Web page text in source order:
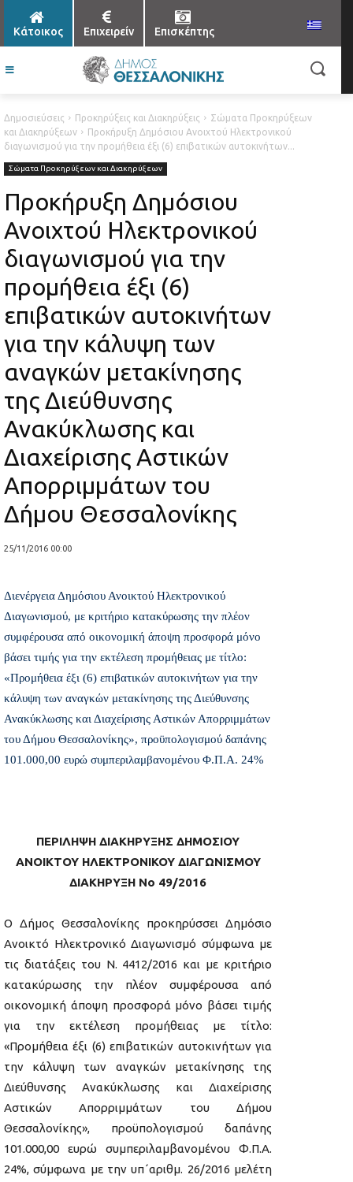
Κάτοικος Επιχειρείν Επισκέπτης
Δημοσιεύσεις Προκηρύξεις και Διακηρύξεις
Σώματα Προκηρύξεων
και Διακηρύξεων
Προκήρυξη Δημόσιου Ανοιχτού Ηλεκτρονικού
διαγωνισμού για την προμήθεια έξι (6) επιβατικών αυτοκινήτων...
Σώματα Προκηρύξεων και Διακηρύξεων
Προκήρυξη Δημόσιου
Ανοιχτού Ηλεκτρονικού
διαγωνισμού για την
προμήθεια έξι (6)
επιβατικών αυτοκινήτων
για την κάλυψη των
αναγκών μετακίνησης
της Διεύθυνσης
Ανακύκλωσης και
Διαχείρισης Αστικών
Απορριμμάτων του
Δήμου Θεσσαλονίκης
25/11/2016 00:00
Διενέργεια Δημόσιου Ανοικτού Ηλεκτρονικού
Διαγωνισμού, με κριτήριο κατακύρωσης την πλέον
συμφέρουσα από οικονομική άποψη προσφορά μόνο
βάσει τιμής για την εκτέλεση προμήθειας με τίτλο:
«Προμήθεια έξι (6) επιβατικών αυτοκινήτων για την
κάλυψη των αναγκών μετακίνησης της Διεύθυνσης
Ανακύκλωσης και Διαχείρισης Αστικών Απορριμμάτων
του Δήμου Θεσσαλονίκης», προϋπολογισμού δαπάνης
101.000,00 ευρώ συμπεριλαμβανομένου Φ.Π.Α. 24%
ΠΕΡΙΛΗΨΗ ΔΙΑΚΗΡΥΞΗΣ ΔΗΜΟΣΙΟΥ
ΑΝΟΙΚΤΟΥ ΗΛΕΚΤΡΟΝΙΚΟΥ ΔΙΑΓΩΝΙΣΜΟΥ
ΔΙΑΚΗΡΥΞΗ Νο 49/2016
Ο Δήμος Θεσσαλονίκης προκηρύσσει Δημόσιο
Ανοικτό Ηλεκτρονικό Διαγωνισμό σύμφωνα με
τις διατάξεις του Ν. 4412/2016 και με κριτήριο
κατακύρωσης την πλέον συμφέρουσα από
οικονομική άποψη προσφορά μόνο βάσει τιμής
για την εκτέλεση προμήθειας με τίτλο:
«Προμήθεια έξι (6) επιβατικών αυτοκινήτων για
την κάλυψη των αναγκών μετακίνησης της
Διεύθυνσης Ανακύκλωσης και Διαχείρισης
Αστικών Απορριμμάτων του Δήμου
Θεσσαλονίκης», προϋπολογισμού δαπάνης
101.000,00 ευρώ συμπεριλαμβανομένου Φ.Π.Α.
24%, σύμφωνα με την υπ΄αριθμ. 26/2016 μελέτη